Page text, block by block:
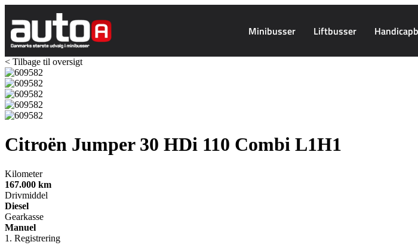
Minibusser Liftbusser
< Tilbage til oversigt
Citroën Jumper 30 HDi 110 Combi L1H1
Kilometer
167.000 km
Drivmiddel
Diesel
Gearkasse
Manuel
1. Registrering